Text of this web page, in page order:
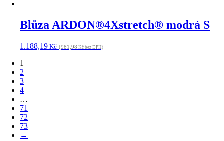
Blůza ARDON®4Xstretch® modrá S
1.188,19 Kč (981,98 Kč bez DPH)
1
2
3
4
…
71
72
73
→